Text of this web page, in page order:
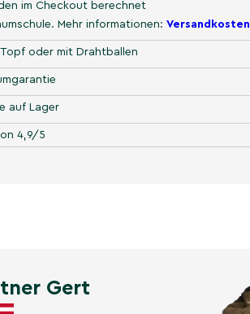
im Checkout berechnet
Mehr informationen: Versandkosten
oder mit Drahtballen
auf Lager
4,9/5
Gert